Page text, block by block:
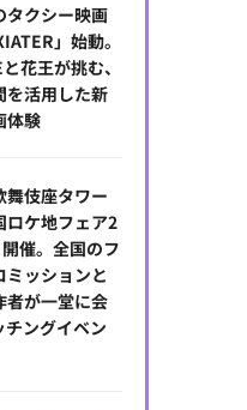
タクシー映画
」始動。
花王が挑む、
を活用した新
体験
舞伎座タワー
ロケ地フェア2
催。全国のフ
ミッションと
者が一堂に会
チングイベン